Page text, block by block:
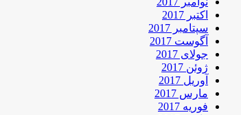
اکتبر 2017
سپتامبر 2017
آگوست 2017
جولای 2017
ژوئن 2017
آوریل 2017
مارس 2017
فوریه 2017